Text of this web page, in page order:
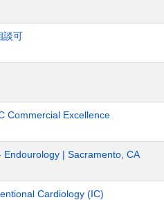
談可
Commercial Excellence
Endourology | Sacramento, CA
Cardiology (IC)